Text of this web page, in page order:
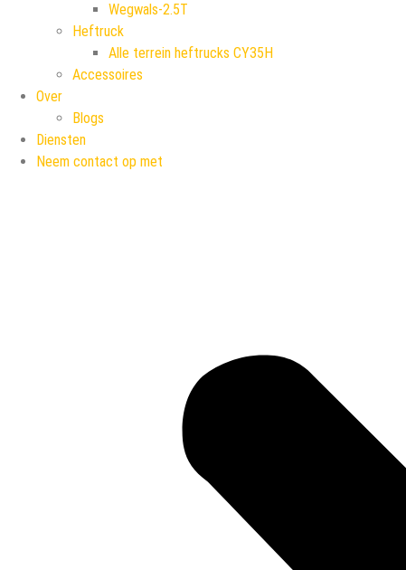
Wegwals-2.5T
Heftruck
Alle terrein heftrucks CY35H
Accessoires
Over
Blogs
Diensten
Neem contact op met